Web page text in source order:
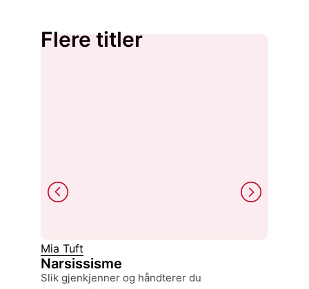
Flere titler
Mia Tuft
Narsissisme
slik gjenkjenner og håndterer du